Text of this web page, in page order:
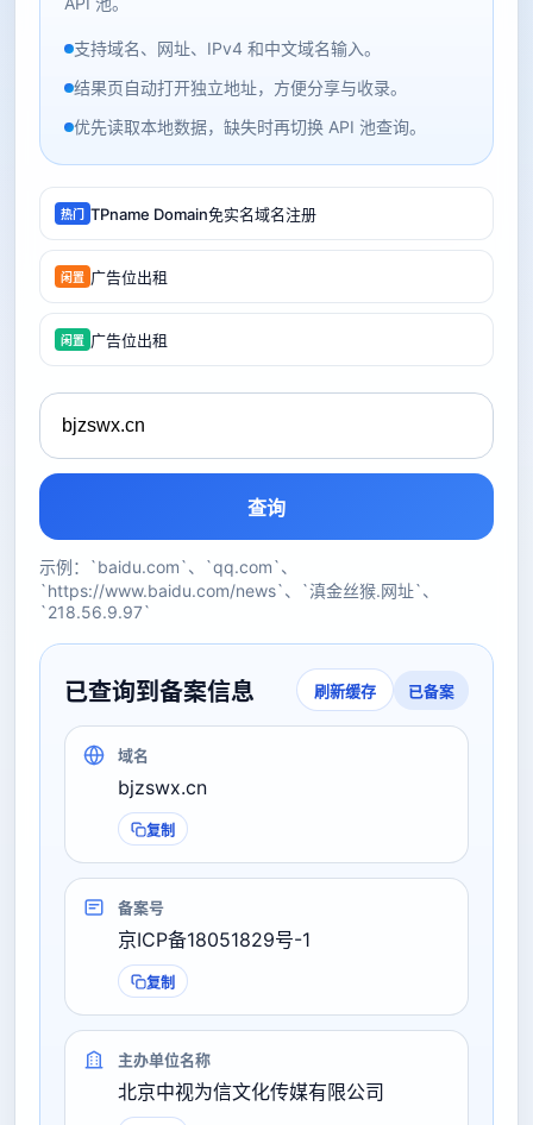
支持域名、网址、IPv4 和中文域名输入。
结果页自动打开独立地址，方便分享与收录。
优先读取本地数据，缺失时再切换 API 池查询。
热门 TPname Domain免实名域名注册
闲置 广告位出租
闲置 广告位出租
查询
示例：`baidu.com`、`qq.com`、
`https://www.baidu.com/news`、`滇金丝猴.网址`、
`218.56.9.97`
已查询到备案信息 刷新缓存 已备案
域名
bjzswx.cn
复制
备案号
京ICP备18051829号-1
复制
主办单位名称
北京中视为信文化传媒有限公司